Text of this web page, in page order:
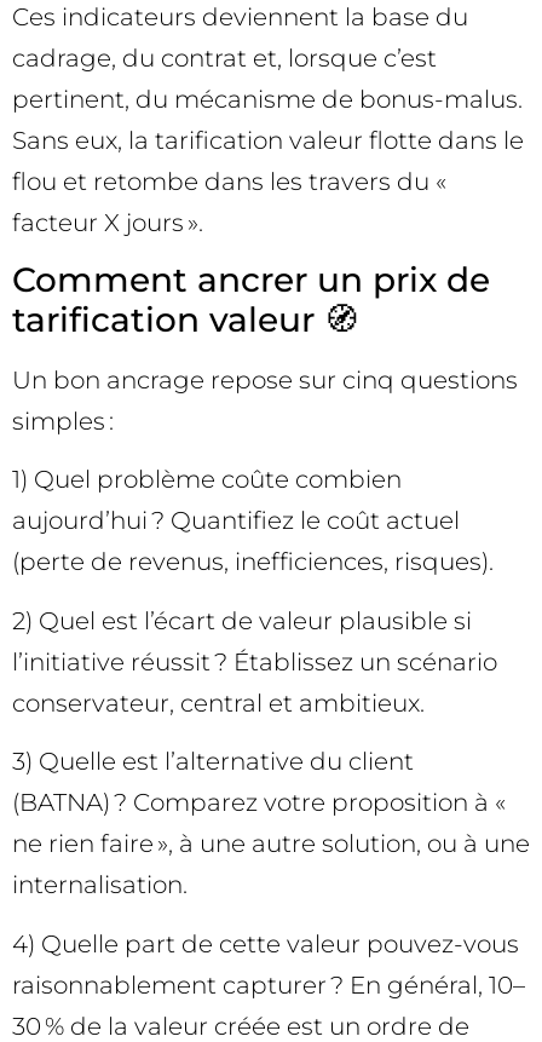
Ces indicateurs deviennent la base du
cadrage, du contrat et, lorsque c’est
pertinent, du mécanisme de bonus-malus.
Sans eux, la tarification valeur flotte dans le
flou et retombe dans les travers du «
facteur X jours ».
Comment ancrer un prix de
tarification valeur 🧭
Un bon ancrage repose sur cinq questions
simples :
1) Quel problème coûte combien
aujourd’hui ? Quantifiez le coût actuel
(perte de revenus, inefficiences, risques).
2) Quel est l’écart de valeur plausible si
l’initiative réussit ? Établissez un scénario
conservateur, central et ambitieux.
3) Quelle est l’alternative du client
(BATNA) ? Comparez votre proposition à «
ne rien faire », à une autre solution, ou à une
internalisation.
4) Quelle part de cette valeur pouvez-vous
raisonnablement capturer ? En général, 10–
30 % de la valeur créée est un ordre de